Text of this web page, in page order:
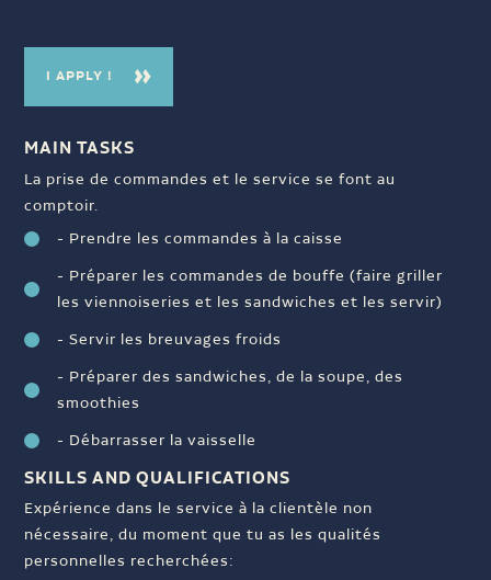
I APPLY !
MAIN TASKS
La prise de commandes et le service se font au
comptoir.
- Prendre les commandes à la caisse
- Préparer les commandes de bouffe (faire griller
les viennoiseries et les sandwiches et les servir)
- Servir les breuvages froids
- Préparer des sandwiches, de la soupe, des
smoothies
- Débarrasser la vaisselle
SKILLS AND QUALIFICATIONS
Expérience dans le service à la clientèle non
nécessaire, du moment que tu as les qualités
personnelles recherchées: